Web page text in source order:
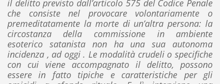
il delitto previsto dall’articolo 575 del Codice Penale
che consiste nel provocare volontariamente o
premeditatamente la morte di un’altra persona: la
circostanza della commissione in ambiente
esoterico satanista non ha una sua autonoma
incidenza , ad oggi . Le modalità crudeli o specifiche
con cui viene accompagnato il delitto, possono
essere in fatto tipiche e caratteristiche per gli